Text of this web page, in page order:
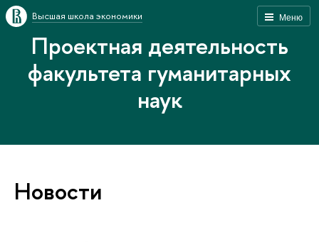
Меню
Высшая школа экономики
Проектная деятельность
факультета гуманитарных
наук
Новости